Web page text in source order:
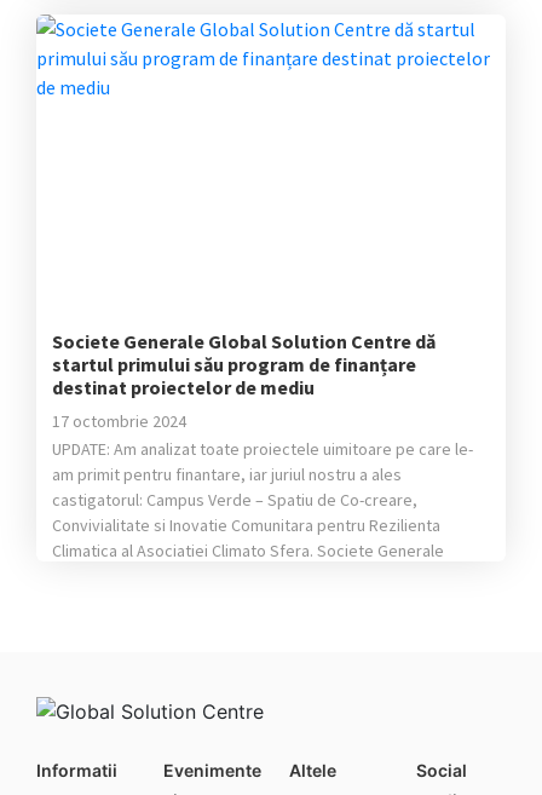
următorii câștigători: Pentru educație: proiectul câștigător
este „Centrul de accesibilizare a manualelor STEM pentru
nevăzători” al Fundației „Cartea Călătoare” Pentru mediu:
proiectul câștigător este […]
Societe Generale Global Solution Centre dă
startul primului său program de finanțare
destinat proiectelor de mediu
17 octombrie 2024
UPDATE: Am analizat toate proiectele uimitoare pe care le-
am primit pentru finantare, iar juriul nostru a ales
castigatorul: Campus Verde – Spatiu de Co-creare,
Convivialitate si Inovatie Comunitara pentru Rezilienta
Climatica al Asociatiei Climato Sfera. Societe Generale
Informatii
Evenimente
Altele
Social